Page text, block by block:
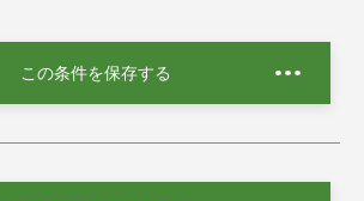
この条件を保存する